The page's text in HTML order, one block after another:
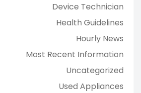
Device Technician
Health Guidelines
Hourly News
Most Recent Information
Uncategorized
Used Appliances